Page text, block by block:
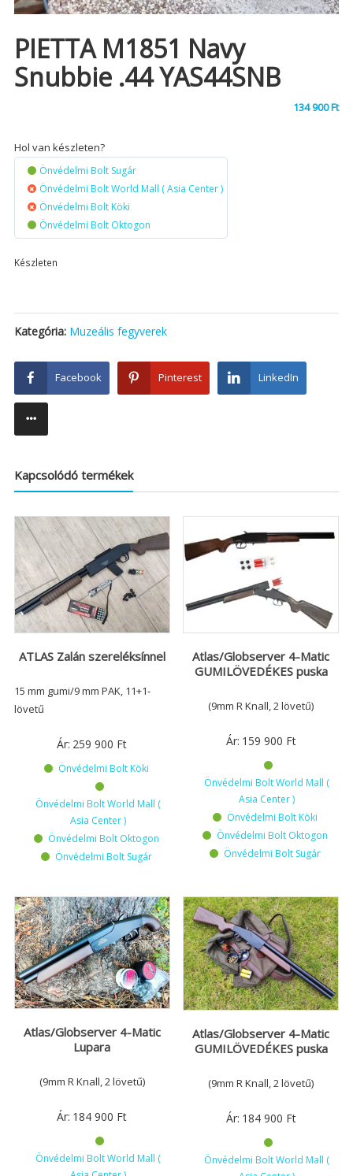
PIETTA M1851 Navy
Snubbie .44 YAS44SNB
134 900Ft
Hol van készleten?
Önvédelmi Bolt Sugár
Önvédelmi Bolt World Mall ( Asia Center )
Önvédelmi Bolt Köki
Önvédelmi Bolt Oktogon
Készleten
Kategória: Muzeális fegyverek
Facebook Pinterest LinkedIn
Kapcsolódó termékek
ATLAS Zalán szereléksínnel
15 mm gumi/9 mm PAK, 11+1-
lövetű
Ár: 259 900 Ft
Önvédelmi Bolt Köki
Önvédelmi Bolt World Mall (
Asia Center )
Önvédelmi Bolt Oktogon
Önvédelmi Bolt Sugár
Atlas/Globserver 4-Matic
GUMILÖVEDÉKES puska
(9mm R Knall, 2 lövetű)
Ár: 159 900 Ft
Önvédelmi Bolt World Mall (
Asia Center )
Önvédelmi Bolt Köki
Önvédelmi Bolt Oktogon
Önvédelmi Bolt Sugár
Atlas/Globserver 4-Matic
Lupara
(9mm R Knall, 2 lövetű)
Ár: 184 900 Ft
Önvédelmi Bolt World Mall (
Atlas/Globserver 4-Matic
GUMILÖVEDÉKES puska
(9mm R Knall, 2 lövetű)
Ár: 184 900 Ft
Önvédelmi Bolt World Mall (